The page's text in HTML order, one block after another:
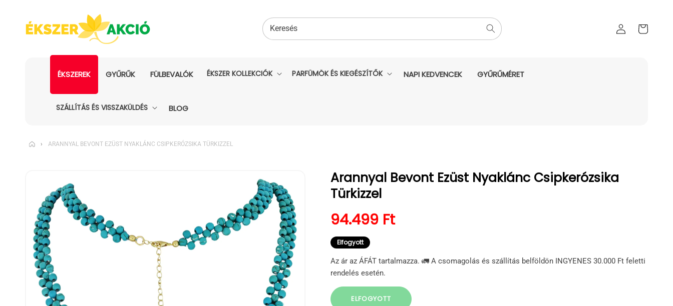
Bejelentkezés
kosara
Keresés
ÉKSZEREK GYŰRŰK FÜLBEVALÓK ÉKSZER KOLLEKCIÓK PARFÜMÖK ÉS KIEGÉSZÍTŐK NAPI KEDVENCEK GYŰRŰMÉRET
SZÁLLÍTÁS ÉS VISSZAKÜLDÉS BLOG
› ARANNYAL BEVONT EZÜST NYAKLÁNC CSIPKERÓZSIKA TÜRKIZZEL
TERMÉKADATOKRA
Arannyal Bevont Ezüst Nyaklánc Csipkerózsika
Türkizzel
Normál ár
94.499 Ft
Elfogyott
Az ár az ÁFÁT tartalmazza. 🚛 A csomagolás és szállítás belföldön INGYENES 30.000 Ft feletti
rendelés esetén.
ELFOGYOTT